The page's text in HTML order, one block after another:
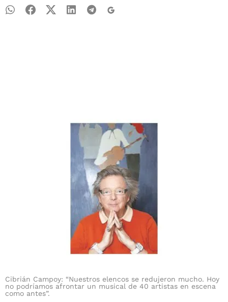
Cibrián Campoy: “Nuestros elencos se redujeron mucho. Hoy
no podríamos afrontar un musical de 40 artistas en escena
como antes”.